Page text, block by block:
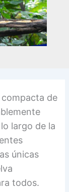
de
largo de la
únicas
todos.